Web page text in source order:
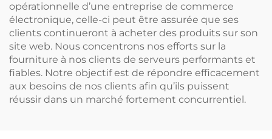
opérationnelle d’une entreprise de commerce
électronique, celle-ci peut être assurée que ses
clients continueront à acheter des produits sur son
site web. Nous concentrons nos efforts sur la
fourniture à nos clients de serveurs performants et
fiables. Notre objectif est de répondre efficacement
aux besoins de nos clients afin qu’ils puissent
réussir dans un marché fortement concurrentiel.